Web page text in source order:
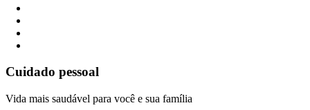
Cuidado pessoal
Vida mais saudável para você e sua família